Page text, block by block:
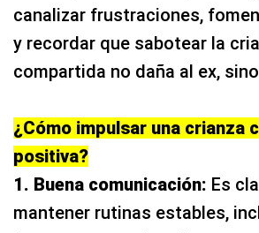
canalizar frustraciones,
y recordar que sabotear la
compartida no daña al ex,
¿Cómo impulsar una crianza
positiva?
1. Buena comunicación: Es
mantener rutinas estables,